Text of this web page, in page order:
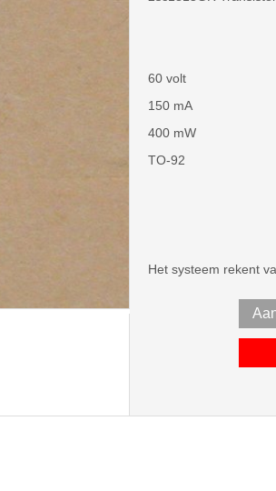
60 volt
150 mA
400 mW
TO-92
Het systeem rekent